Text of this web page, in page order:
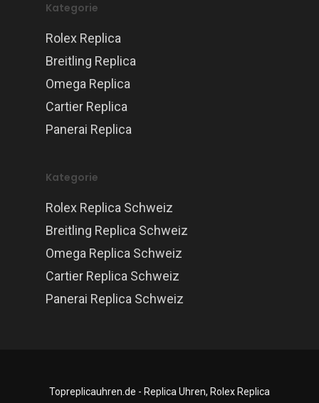
Kategorie
Rolex Replica
Breitling Replica
Omega Replica
Cartier Replica
Panerai Replica
Kategorie
Rolex Replica Schweiz
Breitling Replica Schweiz
Omega Replica Schweiz
Cartier Replica Schweiz
Panerai Replica Schweiz
Topreplicauhren.de - Replica Uhren, Rolex Replica